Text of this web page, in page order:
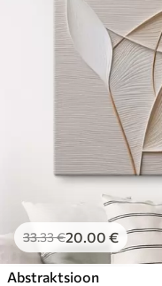
33.33€20.00 €
Abstraktsioon